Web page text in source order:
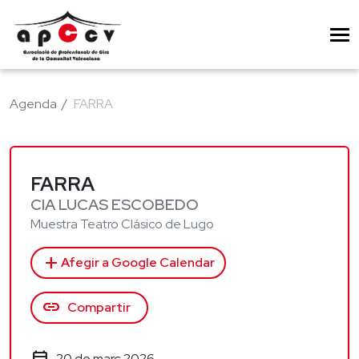
Agenda FARRA
FARRA
CIA LUCAS ESCOBEDO
Muestra Teatro Clásico de Lugo
add Afegir a Google Calendar
link Compartir